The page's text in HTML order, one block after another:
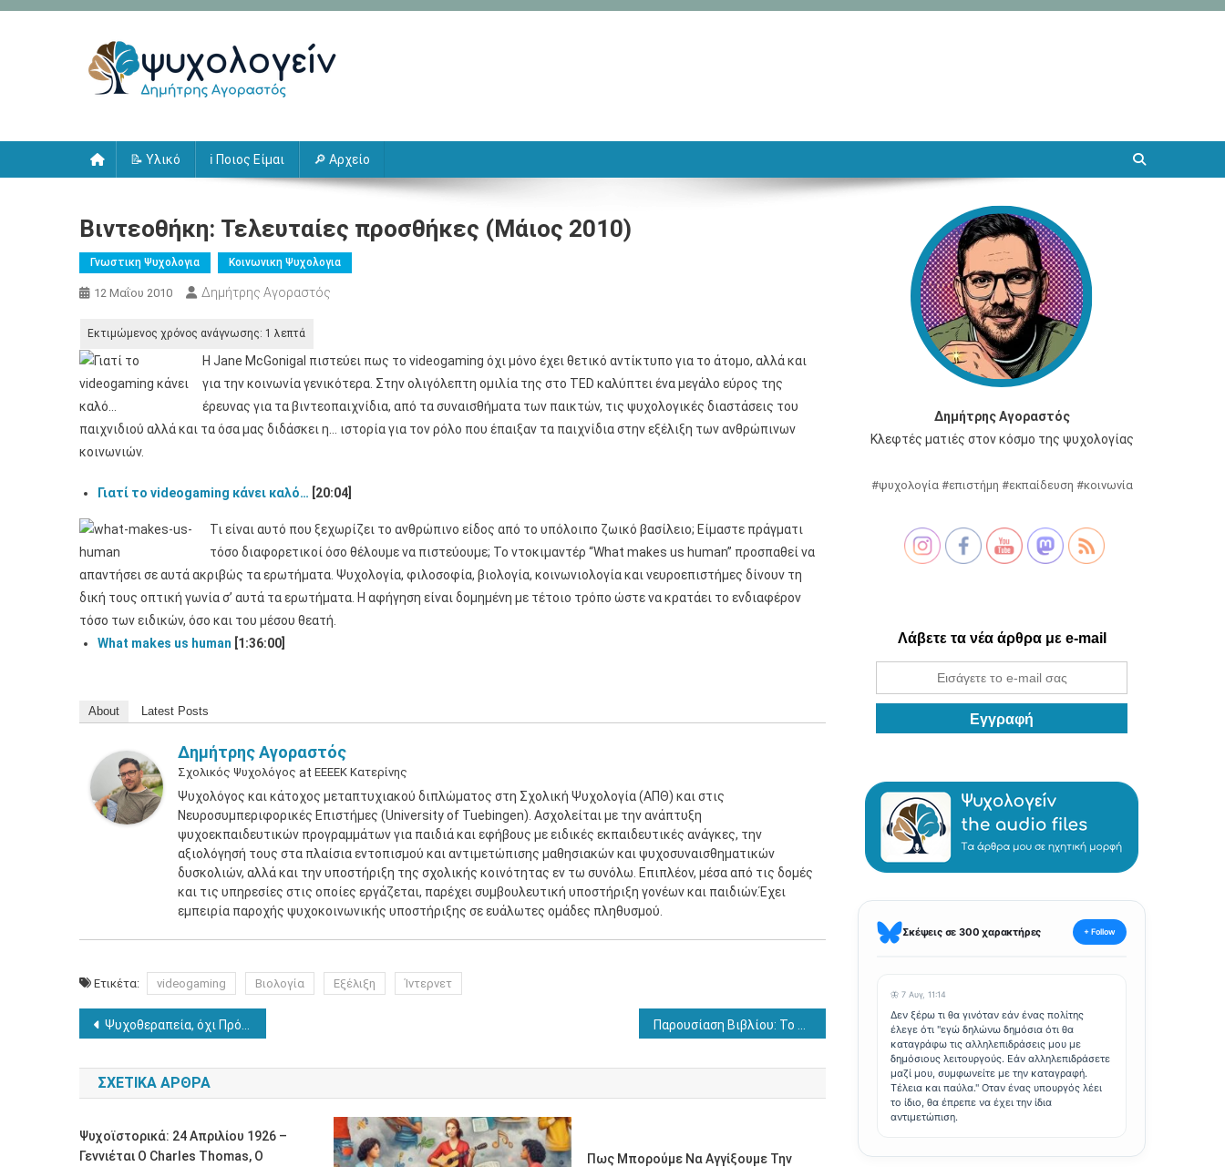
Μεταπηδήστε
📝 Υλικό ℹ️ Ποιος Είμαι 🔎 Αρχείο
Βιντεοθήκη: Τελευταίες προσθήκες (Μάιος 2010)
Γνωστικη Ψυχολογια Κοινωνικη Ψυχολογια
12 Μαΐου 2010 Δημήτρης Αγοραστός
Η Jane McGonigal πιστεύει πως το videogaming όχι μόνο έχει θετικό αντίκτυπο για το άτομο, αλλά και
για την κοινωνία γενικότερα. Στην ολιγόλεπτη ομιλία της στο TED καλύπτει ένα μεγάλο εύρος της
έρευνας για τα βιντεοπαιχνίδια, από τα συναισθήματα των παικτών, τις ψυχολογικές διαστάσεις του
παιχνιδιού αλλά και τα όσα μας διδάσκει η… ιστορία για τον ρόλο που έπαιξαν τα παιχνίδια στην εξέλιξη των ανθρώπινων
κοινωνιών.
Γιατί το videogaming κάνει καλό… [20:04]
Τι είναι αυτό που ξεχωρίζει το ανθρώπινο είδος από το υπόλοιπο ζωικό βασίλειο; Είμαστε πράγματι
τόσο διαφορετικοί όσο θέλουμε να πιστεύουμε; Το ντοκιμαντέρ “What makes us human” προσπαθεί να
απαντήσει σε αυτά ακριβώς τα ερωτήματα. Ψυχολογία, φιλοσοφία, βιολογία, κοινωνιολογία και νευροεπιστήμες δίνουν τη
δική τους οπτική γωνία σ’ αυτά τα ερωτήματα. Η αφήγηση είναι δομημένη με τέτοιο τρόπο ώστε να κρατάει το ενδιαφέρον
τόσο των ειδικών, όσο και του μέσου θεατή.
What makes us human [1:36:00]
About Latest Posts
Δημήτρης Αγοραστός
Σχολικός Ψυχολόγος at ΕΕΕΕΚ Κατερίνης
Ψυχολόγος και κάτοχος μεταπτυχιακού διπλώματος στη Σχολική Ψυχολογία (ΑΠΘ) και στις
Νευροσυμπεριφορικές Επιστήμες (University of Tuebingen). Ασχολείται με την ανάπτυξη
ψυχοεκπαιδευτικών προγραμμάτων για παιδιά και εφήβους με ειδικές εκπαιδευτικές ανάγκες, την
αξιολόγησή τους στα πλαίσια εντοπισμού και αντιμετώπισης μαθησιακών και ψυχοσυναισθηματικών
δυσκολιών, αλλά και την υποστήριξη της σχολικής κοινότητας εν τω συνόλω. Επιπλέον, μέσα από τις δομές
και τις υπηρεσίες στις οποίες εργάζεται, παρέχει συμβουλευτική υποστήριξη γονέων και παιδιών.Έχει
εμπειρία παροχής ψυχοκοινωνικής υποστήριξης σε ευάλωτες ομάδες πληθυσμού.
Ετικέτα: videogaming Βιολογία Εξέλιξη Ίντερνετ
Πλοήγηση
άρθρων
Ψυχοθεραπεία, όχι Πρόζακ
ΣΧΕΤΙΚΆ ΆΡΘΡΑ
Ψυχοϊστορικά: 24 Απριλίου 1926 –
Γεννιέται Ο Charles Thomas, Ο
Πως Μπορούμε Να Αγγίξουμε Την
Δημήτρης Αγοραστός
Κλεφτές ματιές στον κόσμο της ψυχολογίας
#ψυχολογία #επιστήμη #εκπαίδευση #κοινωνία
Λάβετε τα νέα άρθρα με e-mail
Σκέψεις σε 300 χαρακτήρες + Follow
🦋 7 Αυγ, 11:14
Δεν ξέρω τι θα γινόταν εάν ένας πολίτης
έλεγε ότι "εγώ δηλώνω δημόσια ότι θα
καταγράφω τις αλληλεπιδράσεις μου με
δημόσιους λειτουργούς. Εάν αλληλεπιδράσετε
μαζί μου, συμφωνείτε με την καταγραφή.
Τέλεια και παύλα." Οταν ένας υπουργός λέει
το ίδιο, θα έπρεπε να έχει την ίδια
αντιμετώπιση.